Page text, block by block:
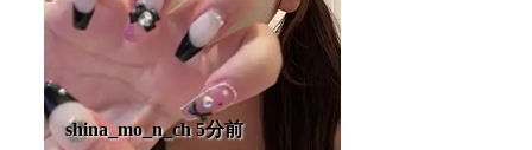
shina_mo_n_ch 5分前